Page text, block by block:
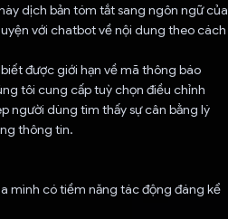
dịch bản tóm tắt sang ngôn ngữ của
với chatbot về nội dung theo cách
được giới hạn về mã thông báo
tôi cung cấp tuỳ chọn điều chỉnh
người dùng tìm thấy sự cân bằng lý
thông tin.
mình có tiềm năng tác động đáng kể